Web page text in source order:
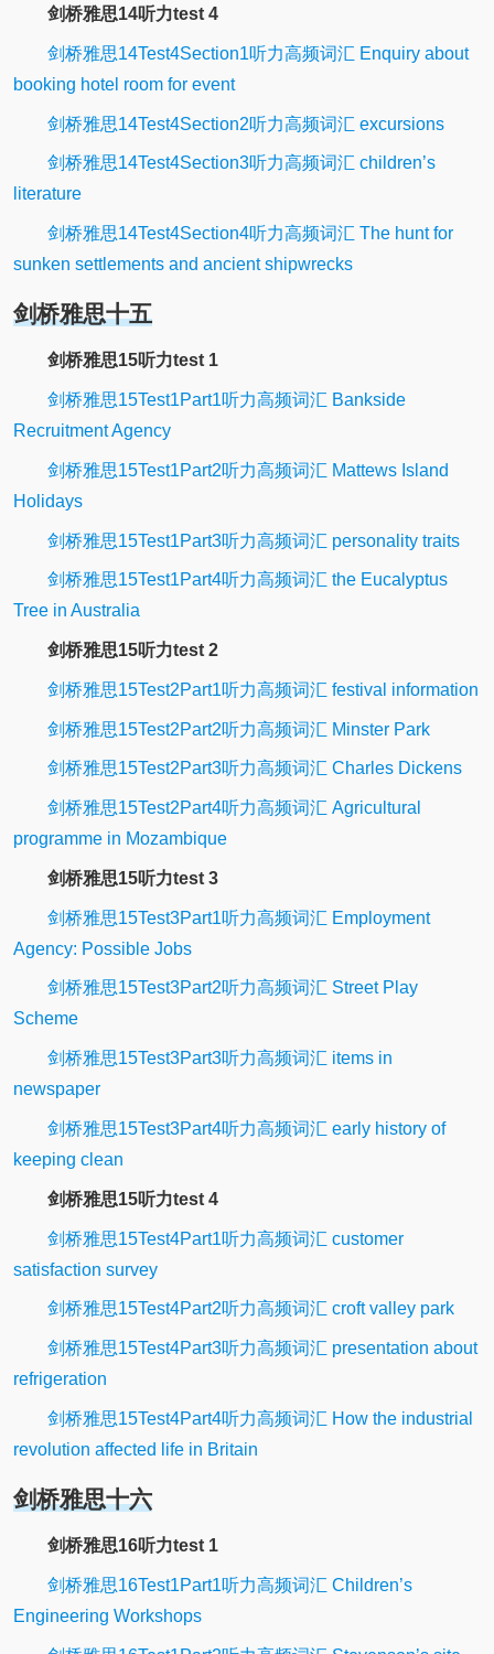
剑桥雅思14听力test 4
剑桥雅思14Test4Section1听力高频词汇 Enquiry about
booking hotel room for event
剑桥雅思14Test4Section2听力高频词汇 excursions
剑桥雅思14Test4Section3听力高频词汇 children’s
literature
剑桥雅思14Test4Section4听力高频词汇 The hunt for
sunken settlements and ancient shipwrecks
剑桥雅思十五
剑桥雅思15听力test 1
剑桥雅思15Test1Part1听力高频词汇 Bankside
Recruitment Agency
剑桥雅思15Test1Part2听力高频词汇 Mattews Island
Holidays
剑桥雅思15Test1Part3听力高频词汇 personality traits
剑桥雅思15Test1Part4听力高频词汇 the Eucalyptus
Tree in Australia
剑桥雅思15听力test 2
剑桥雅思15Test2Part1听力高频词汇 festival information
剑桥雅思15Test2Part2听力高频词汇 Minster Park
剑桥雅思15Test2Part3听力高频词汇 Charles Dickens
剑桥雅思15Test2Part4听力高频词汇 Agricultural
programme in Mozambique
剑桥雅思15听力test 3
剑桥雅思15Test3Part1听力高频词汇 Employment
Agency: Possible Jobs
剑桥雅思15Test3Part2听力高频词汇 Street Play
Scheme
剑桥雅思15Test3Part3听力高频词汇 items in
newspaper
剑桥雅思15Test3Part4听力高频词汇 early history of
keeping clean
剑桥雅思15听力test 4
剑桥雅思15Test4Part1听力高频词汇 customer
satisfaction survey
剑桥雅思15Test4Part2听力高频词汇 croft valley park
剑桥雅思15Test4Part3听力高频词汇 presentation about
refrigeration
剑桥雅思15Test4Part4听力高频词汇 How the industrial
revolution affected life in Britain
剑桥雅思十六
剑桥雅思16听力test 1
剑桥雅思16Test1Part1听力高频词汇 Children’s
Engineering Workshops